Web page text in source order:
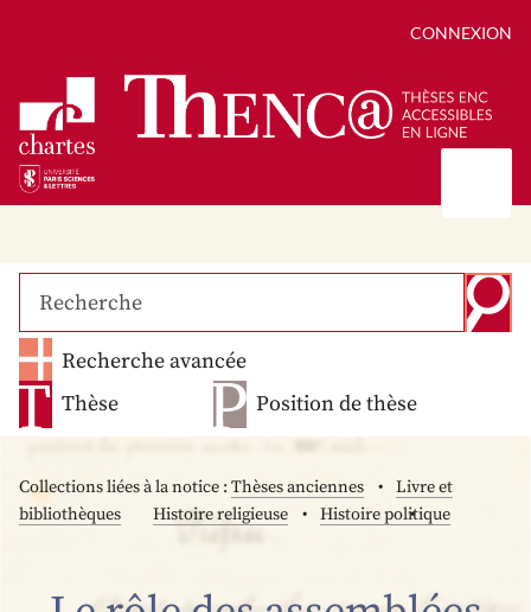
CONNEXION
Collections
Thèses
Positions de thèse
Autour des thèses
Autour de ThENC@
Chroniques chartistes
Bibliographie des thèses
Contact
Autoriser la numérisation de votre thèse
Bibliothèque numérique
Recherche avancée
Thèse
Position de thèse
Collections liées à la notice : Thèses anciennes
Livre et
bibliothèques
Histoire religieuse Histoire politique